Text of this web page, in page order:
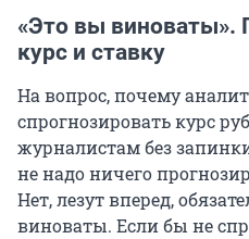
«Это вы виноваты».
курс и ставку
На вопрос, почему
спрогнозировать курс
журналистам без
не надо ничего
Нет, лезут вперед,
виноваты. Если бы не